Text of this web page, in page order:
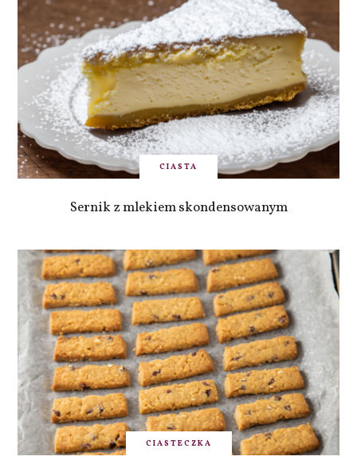
CIASTA
Sernik z mlekiem skondensowanym
CIASTECZKA